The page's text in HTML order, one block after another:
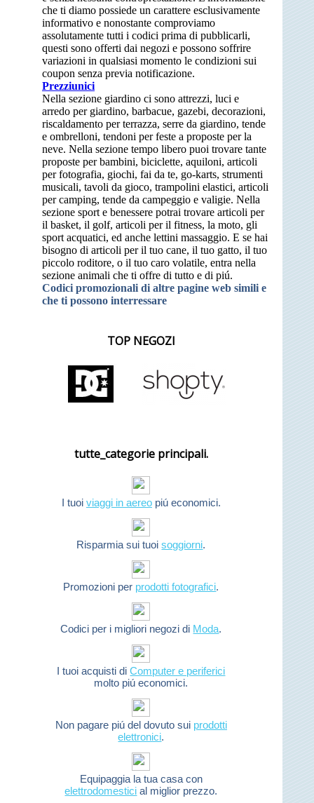
che ti diamo possiede un carattere esclusivamente
informativo e nonostante comproviamo
assolutamente tutti i codici prima di pubblicarli,
questi sono offerti dai negozi e possono soffrire
variazioni in qualsiasi momento le condizioni sui
coupon senza previa notificazione.
Prezziunici
Nella sezione giardino ci sono attrezzi, luci e
arredo per giardino, barbacue, gazebi, decorazioni,
riscaldamento per terrazza, serre da giardino, tende
e ombrelloni, tendoni per feste a proposte per la
neve. Nella sezione tempo libero puoi trovare tante
proposte per bambini, biciclette, aquiloni, articoli
per fotografia, giochi, fai da te, go-karts, strumenti
musicali, tavoli da gioco, trampolini elastici, articoli
per camping, tende da campeggio e valigie. Nella
sezione sport e benessere potrai trovare articoli per
il basket, il golf, articoli per il fitness, la moto, gli
sport acquatici, ed anche lettini massaggio. E se hai
bisogno di articoli per il tuo cane, il tuo gatto, il tuo
piccolo roditore, o il tuo caro volatile, entra nella
sezione animali che ti offre di tutto e di piú.
Codici promozionali di altre pagine web simili e
che ti possono interressare
TOP NEGOZI
tutte_categorie principali.
I tuoi viaggi in aereopiú economici.
Risparmia sui tuoisoggiorni.
Promozioni per prodotti fotografici.
Codici per i migliori negozi di Moda.
I tuoi acquisti diComputer e periferici
molto piú economici.
Non pagare piú del dovuto sui prodotti
elettronici.
Equipaggia la tua casa con
elettrodomestici al miglior prezzo.